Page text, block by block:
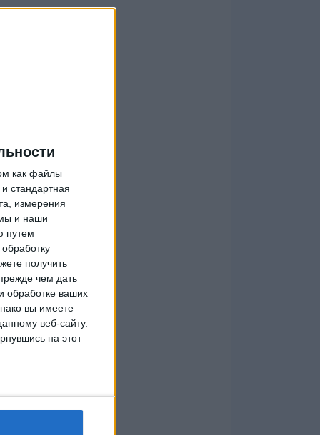
как файлы
стандартная
измерения
и наши
путем
получить
чем дать
обработке ваших
вы имеете
веб-сайту.
на этот